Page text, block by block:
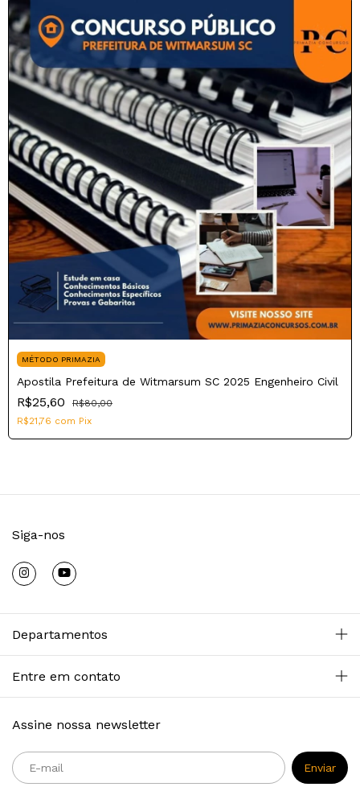
MÉTODO PRIMAZIA
Apostila Prefeitura de Witmarsum SC 2025 Engenheiro Civil
R$25,60
R$80,00
R$21,76 com Pix
Siga-nos
Departamentos
Entre em contato
Assine nossa newsletter